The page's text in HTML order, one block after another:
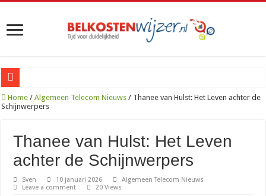
Zo vind je de goedkoopste Sim Only met onbeperkt internet in 2026
070 netnummer: wat is het en welke plaatsen vallen eronder?
010: alles over het bekende netnummer en de stad Rotterdam
085 nummer: wat is het en waar komt het vandaan?
06 nummer zoeken: zo kom je erachter wie er belde
Home / Algemeen Telecom Nieuws / Thanee van Hulst: Het Leven achter de
Schijnwerpers
Thanee van Hulst: Het Leven
achter de Schijnwerpers
Sven 10 januari 2026
Algemeen Telecom Nieuws
Leave a comment
20 Views